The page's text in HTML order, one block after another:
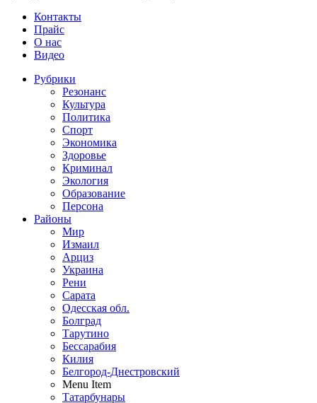
Контакты
Прайс
О нас
Видео
Рубрики
Резонанс
Культура
Политика
Спорт
Экономика
Здоровье
Криминал
Экология
Образование
Персона
Районы
Мир
Измаил
Арциз
Украина
Рени
Сарата
Одесская обл.
Болград
Тарутино
Бессарабия
Килия
Белгород-Днестровский
Menu Item
Татарбунары